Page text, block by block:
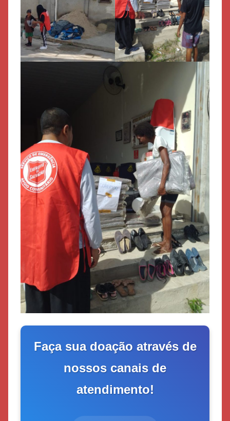
Faça sua doação através de
nossos canais de
atendimento!